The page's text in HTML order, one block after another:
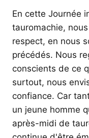
En cette Journée
tauromachie,
respect, en nous
précédés. Nous
conscients de ce
surtout, nous
confiance. Car
un jeune homme
après-midi de